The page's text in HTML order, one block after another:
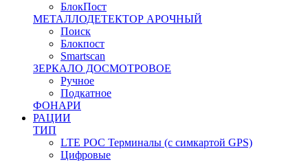
БлокПост
МЕТАЛЛОДЕТЕКТОР АРОЧНЫЙ
Поиск
Блокпост
Smartscan
ЗЕРКАЛО ДОСМОТРОВОЕ
Ручное
Подкатное
ФОНАРИ
РАЦИИ
ТИП
LTE POC Терминалы (с симкартой GPS)
Цифровые